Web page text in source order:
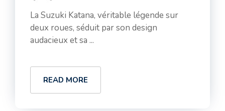
La Suzuki Katana, véritable légende sur
deux roues, séduit par son design
audacieux et sa ...
READ MORE